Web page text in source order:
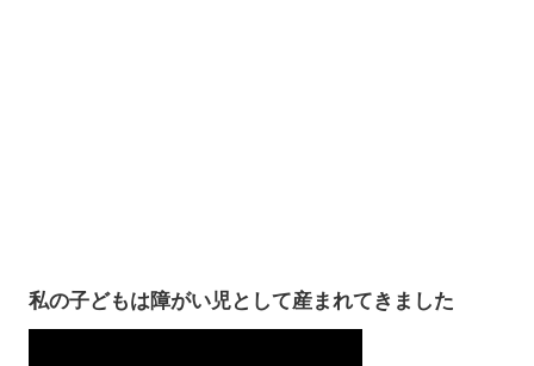
私の子どもは障がい児として産まれてきました